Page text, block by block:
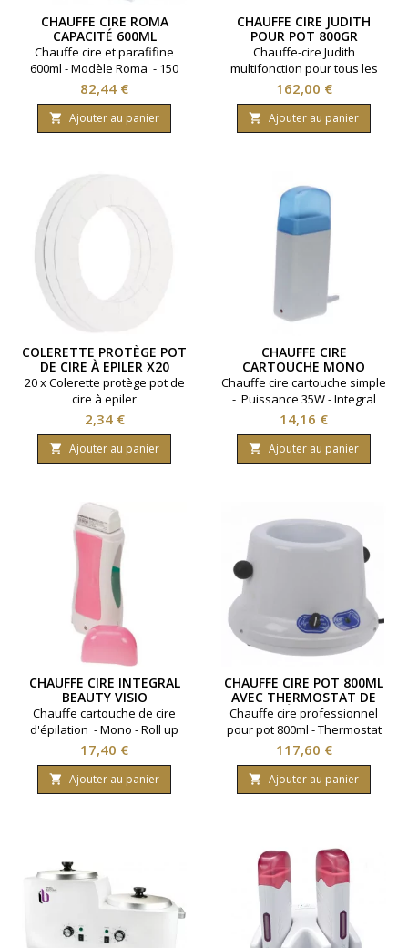
CHAUFFE CIRE ROMA
CAPACITÉ 600ML
Chauffe cire et parafifine
600ml - Modèle Roma - 150
watts
Prix
82,44 €
 Ajouter au panier
CHAUFFE CIRE JUDITH
POUR POT 800GR
Chauffe-cire Judith
multifonction pour tous les
types de cire à épiler.
Prix
162,00 €
 Ajouter au panier
COLERETTE PROTÈGE POT
DE CIRE À EPILER X20
20 x Colerette protège pot de
cire à epiler
Prix
2,34 €
 Ajouter au panier
CHAUFFE CIRE
CARTOUCHE MONO
INTEGRAL BEAUTY
Chauffe cire cartouche simple
- Puissance 35W - Integral
Beauty
Prix
14,16 €
 Ajouter au panier
CHAUFFE CIRE INTEGRAL
BEAUTY VISIO
Chauffe cartouche de cire
d'épilation - Mono - Roll up
visio - 40 watts.
Prix
17,40 €
 Ajouter au panier
CHAUFFE CIRE POT 800ML
AVEC THERMOSTAT DE
RÉGLAGE
Chauffe cire professionnel
pour pot 800ml - Thermostat
de réglage - 130 watts.
Prix
117,60 €
 Ajouter au panier